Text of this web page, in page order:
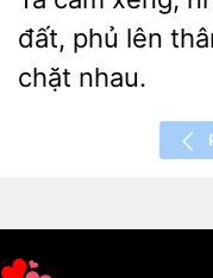
đất, phủ lên
nhau.